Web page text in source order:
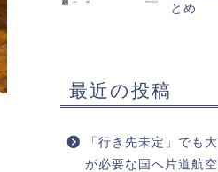
とめ
最近の投稿
「行き先未定」でも
が必要な国へ片道航